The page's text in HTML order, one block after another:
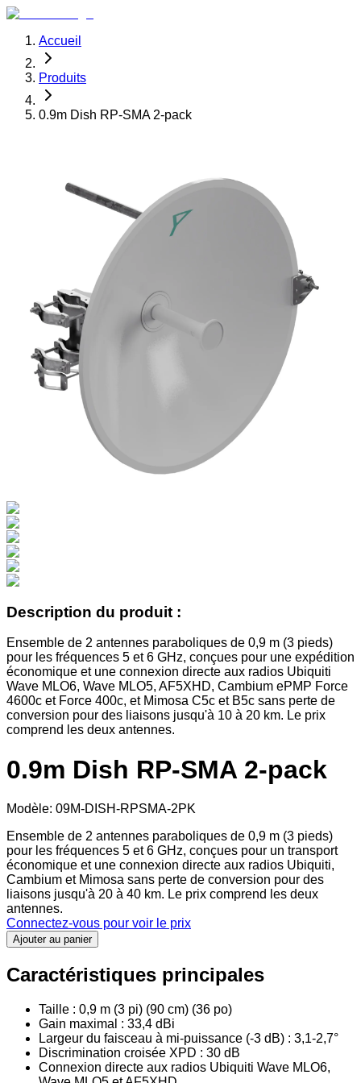
Accueil
Produits
0.9m Dish RP-SMA 2-pack
Description du produit :
Ensemble de 2 antennes paraboliques de 0,9 m (3 pieds)
pour les fréquences 5 et 6 GHz, conçues pour une expédition
économique et une connexion directe aux radios Ubiquiti
Wave MLO6, Wave MLO5, AF5XHD, Cambium ePMP Force
4600c et Force 400c, et Mimosa C5c et B5c sans perte de
conversion pour des liaisons jusqu'à 10 à 20 km. Le prix
comprend les deux antennes.
0.9m Dish RP-SMA 2-pack
Modèle: 09M-DISH-RPSMA-2PK
Ensemble de 2 antennes paraboliques de 0,9 m (3 pieds)
pour les fréquences 5 et 6 GHz, conçues pour un transport
économique et une connexion directe aux radios Ubiquiti,
Cambium et Mimosa sans perte de conversion pour des
liaisons jusqu'à 20 à 40 km. Le prix comprend les deux
antennes.
Connectez-vous pour voir le prix
Ajouter au panier
Caractéristiques principales
Taille : 0,9 m (3 pi) (90 cm) (36 po)
Gain maximal : 33,4 dBi
Largeur du faisceau à mi-puissance (-3 dB) : 3,1-2,7°
Discrimination croisée XPD : 30 dB
Connexion directe aux radios Ubiquiti Wave MLO6,